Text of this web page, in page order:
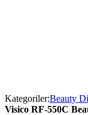
Kategoriler:Beauty
Visico RF-550C